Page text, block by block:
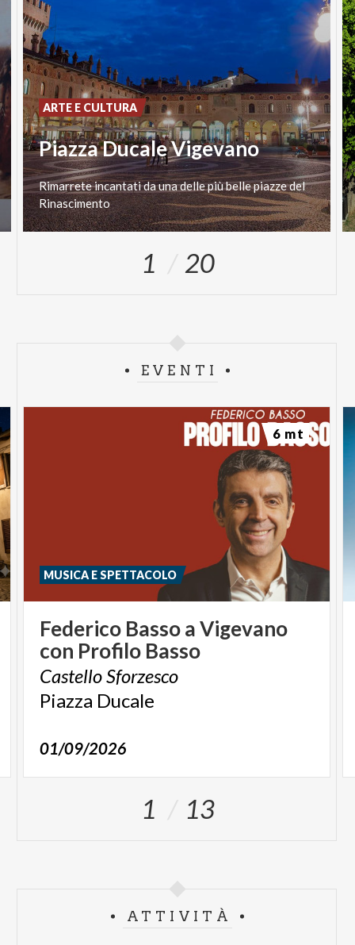
Piazza Ducale Vigevano
Rimarreteincantatidaunadellepiùbellepiazzedel
Rinascimento
ARTE E CULTURA
1 20
EVENTI
Federico BassoaVigevano
con Profilo Basso
CastelloSforzesco
Piazza Ducale
01/09/2026
MUSICA E SPETTACOLO
6 mt
1 13
ATTIVITÀ